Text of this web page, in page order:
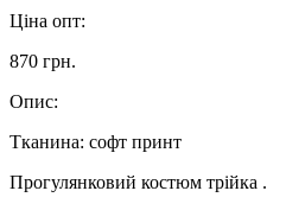
Ціна опт:
870 грн.
Опис:
Тканина: софт принт
Прогулянковий костюм трійка .